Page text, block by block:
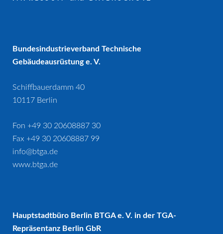
Bundesindustrieverband Technische
Gebäudeausrüstung e. V.
Schiffbauerdamm 40
10117 Berlin
Fon +49 30 20608887 30
Fax +49 30 20608887 99
info@btga.de
www.btga.de
Hauptstadtbüro Berlin BTGA e. V. in der TGA-
Repräsentanz Berlin GbR